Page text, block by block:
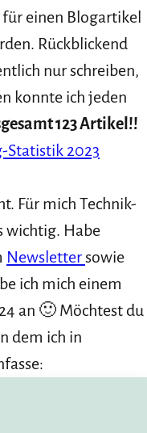
für einen Blogartikel
Rückblickend
nur schreiben,
konnte ich jeden
123 Artikel!!
Statistik 2023
Für mich Technik-
wichtig. Habe
Newslettersowie
ich mich einem
an 🙂 Möchtest du
dem ich in